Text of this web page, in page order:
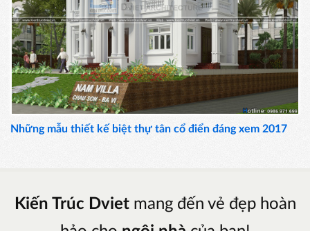
Những mẫu thiết kế biệt thự tân cổ điển đáng xem 2017
Kiến Trúc Dvietmang đến vẻ đẹp hoàn